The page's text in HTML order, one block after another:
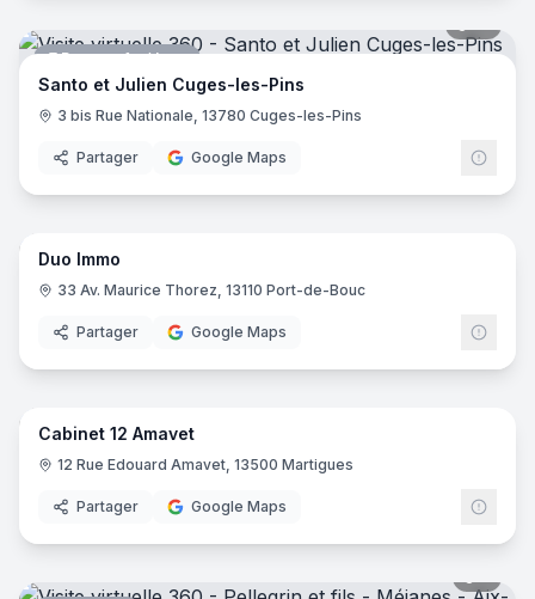
Pompes funèbres
Santo et Julien Cuges-les-Pins
3 bis Rue Nationale, 13780 Cuges-les-Pins
Partager Google Maps
Agence immobilière
7
Duo Immo
33 Av. Maurice Thorez, 13110 Port-de-Bouc
Partager Google Maps
Praticien
18
Cabinet 12 Amavet
12 Rue Edouard Amavet, 13500 Martigues
Partager Google Maps